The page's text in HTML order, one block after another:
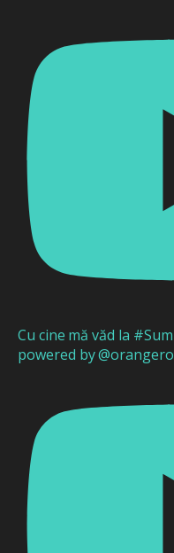
Cu cine mă văd la
powered by